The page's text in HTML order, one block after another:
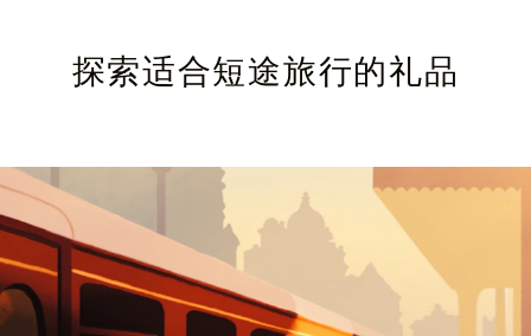
探索适合短途旅行的礼品